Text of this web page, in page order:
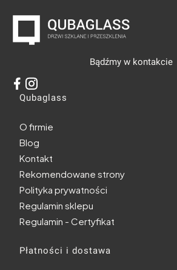
Bądźmy w kontakcie
Linki w stopce
Qubaglass
O firmie
Blog
Kontakt
Rekomendowane strony
Polityka prywatności
Regulamin sklepu
Regulamin - Certyfikat
Płatności i dostawa